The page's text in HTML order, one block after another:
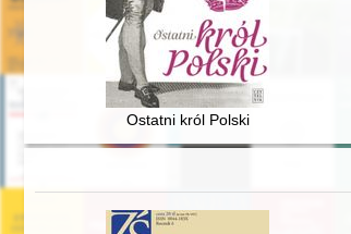
Ostatni król Polski